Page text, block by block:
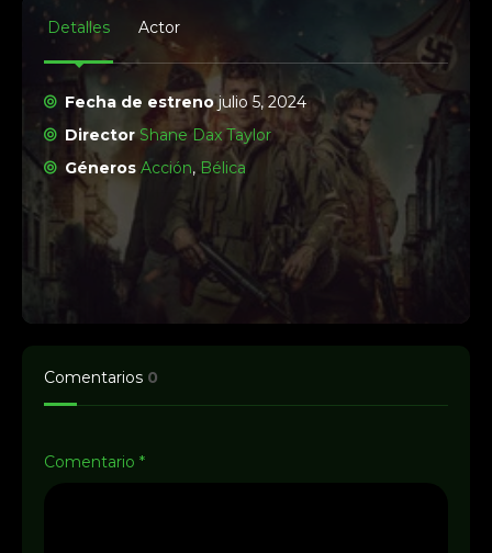
Detalles Actor
Fecha de estrenojulio 5, 2024
Director Shane Dax Taylor
Géneros Acción, Bélica
Comentarios 0
Comentario *